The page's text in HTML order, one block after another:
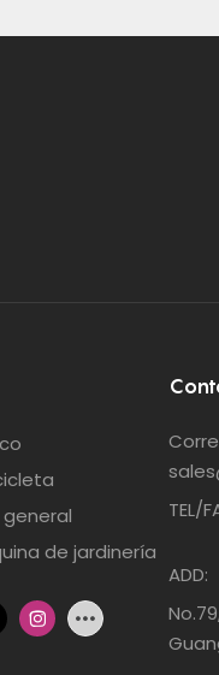
de jardinería
TEL/
ADD: